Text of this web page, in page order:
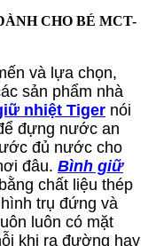
CHO BÉ MCT-
và lựa chọn,
sản phẩm nhà
nhiệt Tiger nói
đựng nước an
đủ nước cho
đâu. Bình giữ
chất liệu thép
trụ đứng và
luôn có mặt
khi ra đường hay